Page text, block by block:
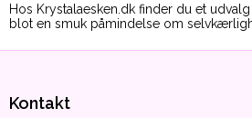
Hos Krystalaesken.dk finder du et
blot en smuk påmindelse om
Kontakt